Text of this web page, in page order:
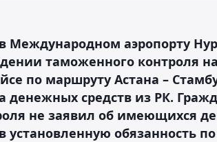
Международном аэропорту
таможенного контроля
по маршруту Астана –
денежных средств из РК.
не заявил об имеющихся
обязанность